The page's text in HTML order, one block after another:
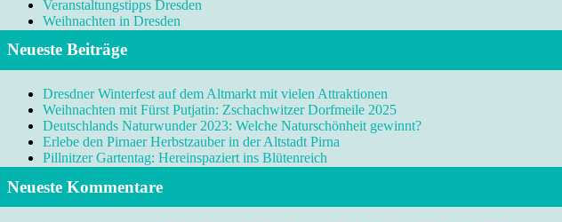
Veranstaltungstipps Dresden
Weihnachten in Dresden
Neueste Beiträge
Dresdner Winterfest auf dem Altmarkt mit vielen Attraktionen
Weihnachten mit Fürst Putjatin: Zschachwitzer Dorfmeile 2025
Deutschlands Naturwunder 2023: Welche Naturschönheit gewinnt?
Erlebe den Pirnaer Herbstzauber in der Altstadt Pirna
Pillnitzer Gartentag: Hereinspaziert ins Blütenreich
Neueste Kommentare